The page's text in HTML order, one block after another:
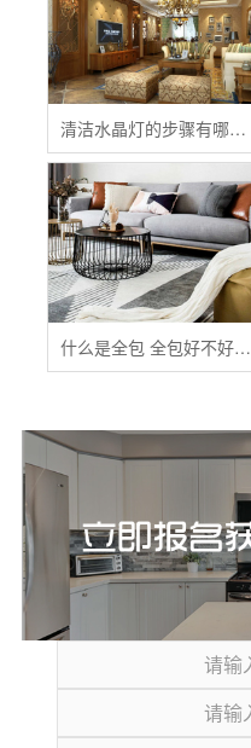
清洁水晶灯的步骤有哪些？
什么是全包 全包好不好 全包装修注意事项有哪些